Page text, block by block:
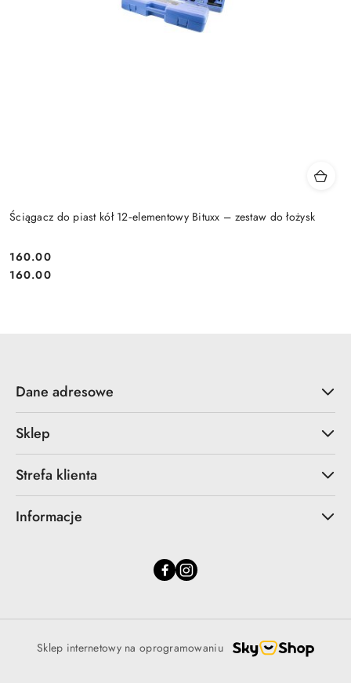
Ściągacz do piast kół 12‑elementowy Bituxx – zestaw do łożysk
Cena:
160.00
Cena:
160.00
Dane adresowe
Sklep
Strefa klienta
Informacje
Sklep internetowy na oprogramowaniu